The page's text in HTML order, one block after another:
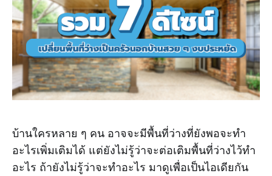
บ้านใครหลาย ๆ คน อาจจะมีพื้นที่ว่างที่ยังพอจะทำ
อะไรเพิ่มเติมได้ แต่ยังไม่รู้ว่าจะต่อเติมพื้นที่ว่างไว้ทำ
อะไร ถ้ายังไม่รู้ว่าจะทำอะไร มาดูเพื่อเป็นไอเดียกัน